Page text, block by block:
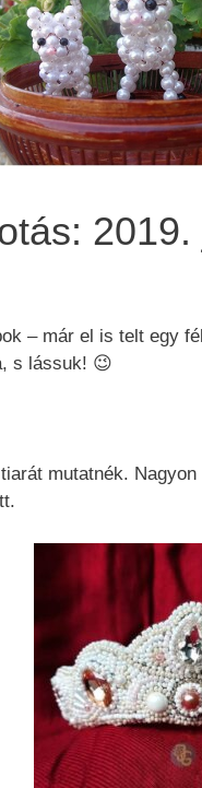
– már el is telt
s lássuk! 😉
mutatnék.